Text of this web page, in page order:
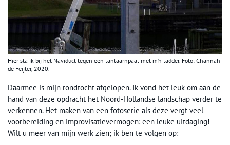
Hier sta ik bij het Naviduct tegen een lantaarnpaal met m’n ladder. Foto: Channah
de Feijter, 2020.
Daarmee is mijn rondtocht afgelopen. Ik vond het leuk om aan de
hand van deze opdracht het Noord-Hollandse landschap verder te
verkennen. Het maken van een fotoserie als deze vergt veel
voorbereiding en improvisatievermogen: een leuke uitdaging!
Wilt u meer van mijn werk zien; ik ben te volgen op: